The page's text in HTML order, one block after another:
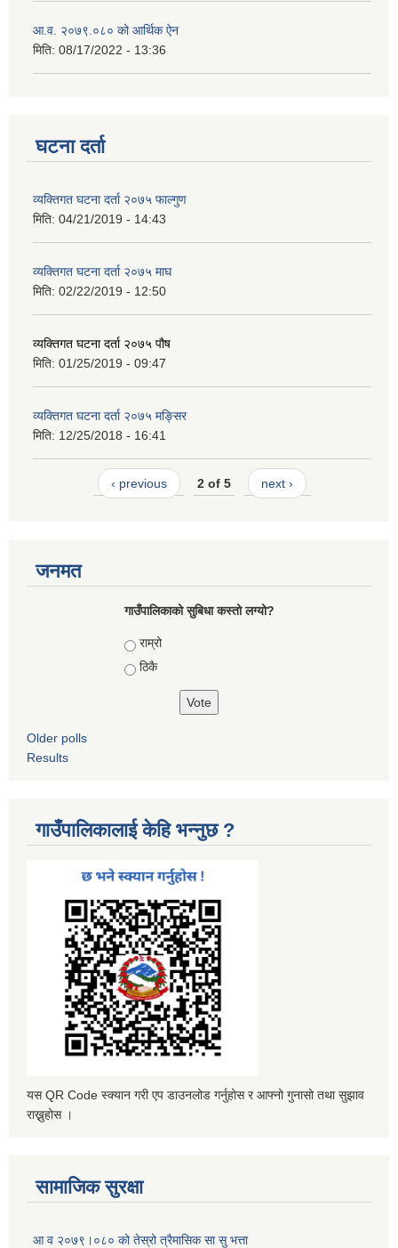
आ.व. २०७९.०८० को आर्थिक ऐन
मिति: 08/17/2022 - 13:36
घटना दर्ता
व्यक्तिगत घटना दर्ता २०७५ फाल्गुण
मिति: 04/21/2019 - 14:43
व्यक्तिगत घटना दर्ता २०७५ माघ
मिति: 02/22/2019 - 12:50
व्यक्तिगत घटना दर्ता २०७५ पौष
मिति: 01/25/2019 - 09:47
व्यक्तिगत घटना दर्ता २०७५ मङ्सिर
मिति: 12/25/2018 - 16:41
‹ previous 2 of 5 next ›
जनमत
गाउँपालिकाको सुबिधा कस्तो लग्यो?
Choices
राम्रो
ठिकै
Older polls
Results
गाउँपालिकालाई केहि भन्नुछ ?
यस QR Code स्क्यान गरी एप डाउनलोड गर्नुहोस र आफ्नो गुनासो तथा सुझाव
राख्नुहोस ।
सामाजिक सुरक्षा
आ व २०७९।०८० को तेस्रो त्रैमासिक सा सु भत्ता